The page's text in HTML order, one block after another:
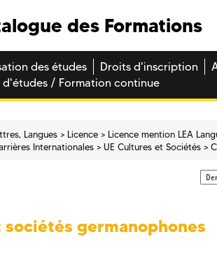
des Formations
des études Droits d'inscription
d'études / Formation continue
Langues Licence
Licence mention LEA
Internationales
UE Cultures et Sociétés
germanophones